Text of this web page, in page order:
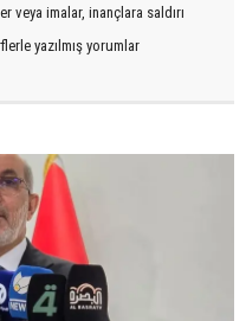
veya imalar, inançlara saldırı
yazılmış yorumlar